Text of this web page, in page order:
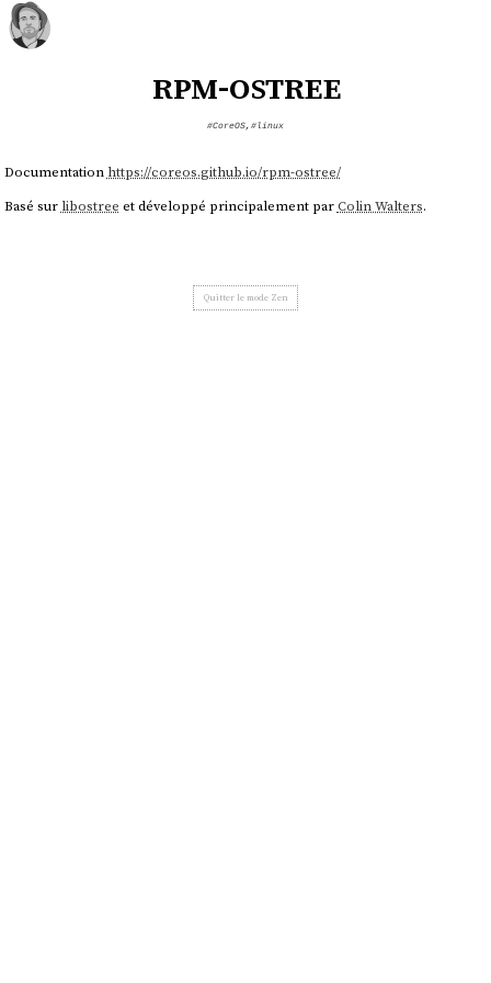
rpm-ostree
#CoreOS, #linux
Documentation https://coreos.github.io/rpm-ostree/
Basé sur libostree et développé principalement parColin Walters.
Quitter le mode Zen